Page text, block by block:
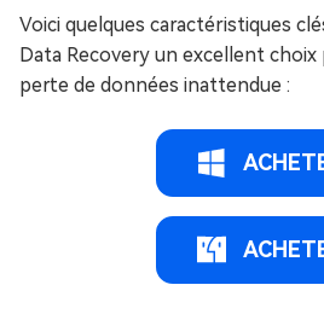
Voici quelques caractéristiques
Data Recovery un excellent
perte de données inattendue :